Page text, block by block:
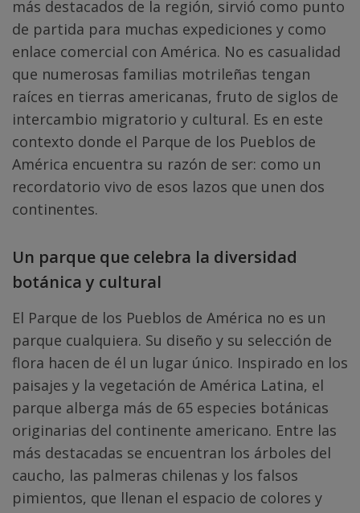
más destacados de la región, sirvió como punto
de partida para muchas expediciones y como
enlace comercial con América. No es casualidad
que numerosas familias motrileñas tengan
raíces en tierras americanas, fruto de siglos de
intercambio migratorio y cultural. Es en este
contexto donde el Parque de los Pueblos de
América encuentra su razón de ser: como un
recordatorio vivo de esos lazos que unen dos
continentes.
Un parque que celebra la diversidad
botánica y cultural
El Parque de los Pueblos de América no es un
parque cualquiera. Su diseño y su selección de
flora hacen de él un lugar único. Inspirado en los
paisajes y la vegetación de América Latina, el
parque alberga más de 65 especies botánicas
originarias del continente americano. Entre las
más destacadas se encuentran los árboles del
caucho, las palmeras chilenas y los falsos
pimientos, que llenan el espacio de colores y